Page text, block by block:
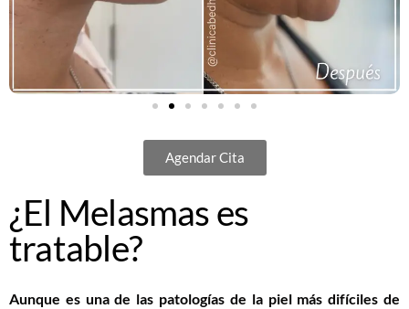
Agendar Cita
¿El Melasmas es
tratable?
Aunque es una de las patologías de la piel más difíciles de